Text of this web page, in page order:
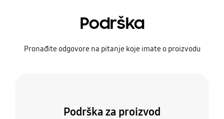
Podrška
Pronađite odgovore na pitanje koje imate o proizvodu
Podrška za proizvod